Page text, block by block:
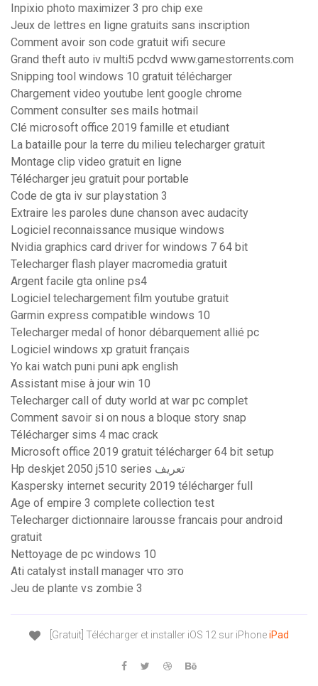
Inpixio photo maximizer 3 pro chip exe
Jeux de lettres en ligne gratuits sans inscription
Comment avoir son code gratuit wifi secure
Grand theft auto iv multi5 pcdvd www.gamestorrents.com
Snipping tool windows 10 gratuit télécharger
Chargement video youtube lent google chrome
Comment consulter ses mails hotmail
Clé microsoft office 2019 famille et etudiant
La bataille pour la terre du milieu telecharger gratuit
Montage clip video gratuit en ligne
Télécharger jeu gratuit pour portable
Code de gta iv sur playstation 3
Extraire les paroles dune chanson avec audacity
Logiciel reconnaissance musique windows
Nvidia graphics card driver for windows 7 64 bit
Telecharger flash player macromedia gratuit
Argent facile gta online ps4
Logiciel telechargement film youtube gratuit
Garmin express compatible windows 10
Telecharger medal of honor débarquement allié pc
Logiciel windows xp gratuit français
Yo kai watch puni puni apk english
Assistant mise à jour win 10
Telecharger call of duty world at war pc complet
Comment savoir si on nous a bloque story snap
Télécharger sims 4 mac crack
Microsoft office 2019 gratuit télécharger 64 bit setup
Hp deskjet 2050 j510 series تعريف
Kaspersky internet security 2019 télécharger full
Age of empire 3 complete collection test
Telecharger dictionnaire larousse francais pour android
gratuit
Nettoyage de pc windows 10
Ati catalyst install manager что это
Jeu de plante vs zombie 3
[Gratuit] Télécharger et installer iOS 12 sur iPhoneiPad